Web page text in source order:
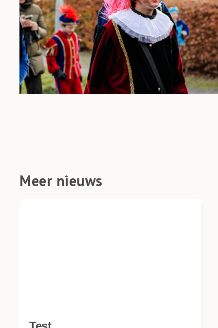
Meer nieuws